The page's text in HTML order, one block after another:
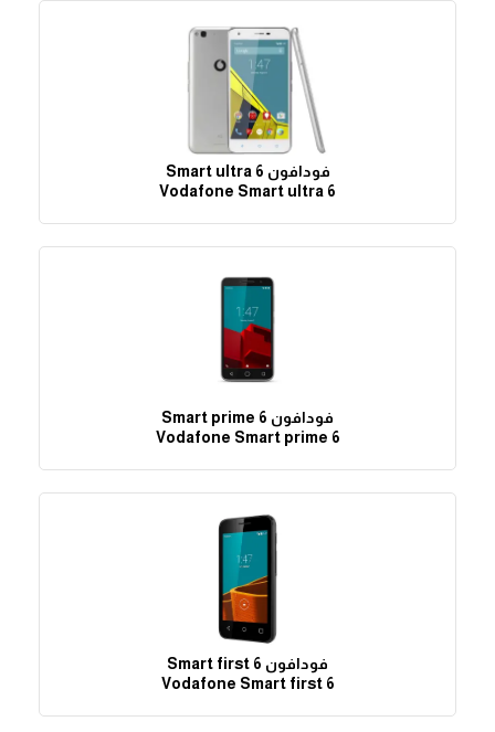
فودافون Smart ultra 6
Vodafone Smart ultra 6
فودافون Smart prime 6
Vodafone Smart prime 6
فودافون Smart first 6
Vodafone Smart first 6